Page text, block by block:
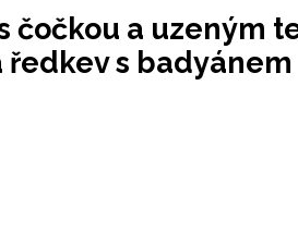
čočkou a uzeným
s badyánem